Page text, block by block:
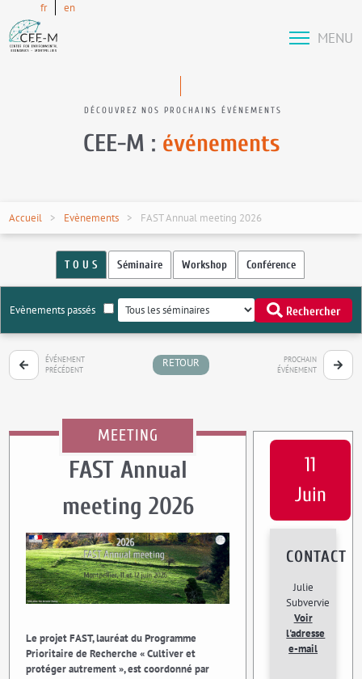
fr en
MENU
DÉCOUVREZ NOS PROCHAINS ÉVÉNEMENTS
CEE-M : événements
Accueil Evènements FAST Annual meeting 2026
T O U S Séminaire Workshop Conférence
Evènements passés Rechercher
ÉVÉNEMENT
PRÉCÉDENT
RETOUR
PROCHAIN
ÉVÉNEMENT
MEETING
FAST Annual
meeting 2026
Le projet FAST, lauréat du Programme
Prioritaire de Recherche « Cultiver et
protéger autrement », est coordonné par
11
Juin
CONTACT
Julie
Subvervie
Voir
l'adresse
e-mail